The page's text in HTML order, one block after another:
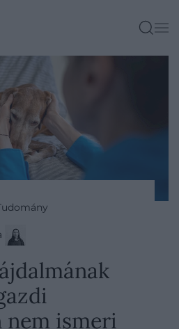
nem ismeri